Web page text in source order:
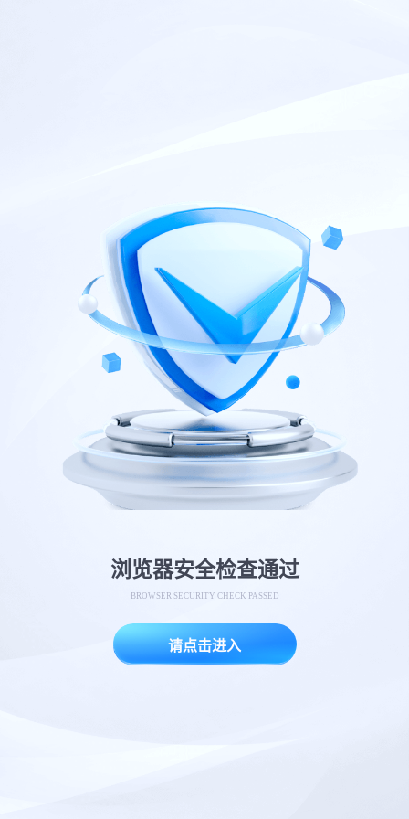
浏览器安全检查通过
BROWSER SECURITY CHECK PASSED
请点击进入